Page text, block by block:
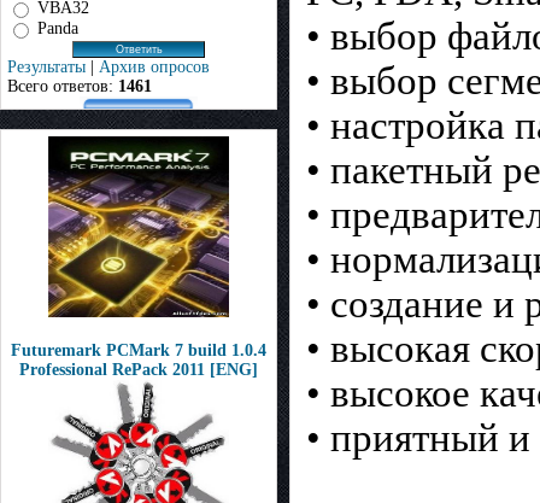
VBA32
Panda
Результаты | Архив опросов
Всего ответов: 1461
Futuremark PCMark 7 build 1.0.4
Professional RePack 2011 [ENG]
• выбор
• выбор
• настройка
• пакетный
•
•
• создание и
• высокая
• высокое
• приятный